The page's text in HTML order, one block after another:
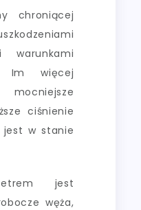
chroniącej
warunkami
Im więcej
ciśnienie
jest w stanie
jest
węża,